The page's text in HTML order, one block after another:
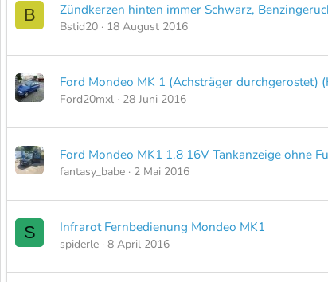
B Zündkerzen hinten immer Schwarz,
Bstid20 18 August 2016
Ford Mondeo MK 1 (Achsträger durchgerostet)
Ford20mxl 28 Juni 2016
Ford Mondeo MK1 1.8 16V Tankanzeige ohne
fantasy_babe 2 Mai 2016
S Infrarot Fernbedienung Mondeo MK1
spiderle 8 April 2016